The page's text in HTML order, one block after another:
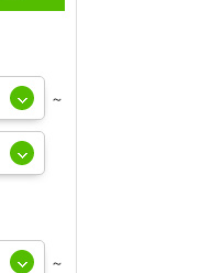
～
～